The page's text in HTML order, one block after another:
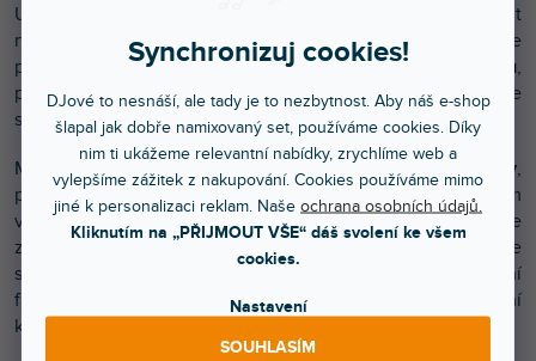
Synchronizuj cookies!
DJové to nesnáší, ale tady je to nezbytnost. Aby náš e-shop
šlapal jak dobře namixovaný set, používáme cookies. Díky
nim ti ukážeme relevantní nabídky, zrychlíme web a
vylepšíme zážitek z nakupování. Cookies používáme mimo
jiné k personalizaci reklam. Naše ochrana osobních údajů.
Kliknutím na „PŘIJMOUT VŠE“ dáš svolení ke všem
cookies.
Nastavení
SOUHLASÍM
Union Audio elara.6 je špičkový analogový mixážní pult
navržený pro klubové instalace i nejnáročnější DJe a live
performery.
Zaměřuje se na maximální kvalitu zvuku,
precizní zpracování a široké možnosti kreativní práce se
signálem.
Mixpultdisponuje čtyřmi duálními vstupními kanály,
přičemž každý z nich je vybaven čtyřpásmovým ekvalizérem
vyladěným pro co nejpřirozenější a muzikální práci se
zvukem. Každý kanál nabízí také dva AUX Sendy, duální Cue
systém vhodný například pro back-to-back sety a precizní
fader s ultra-lineární křivkou, který zajišťuje maximální
kontrolu nad mixem.